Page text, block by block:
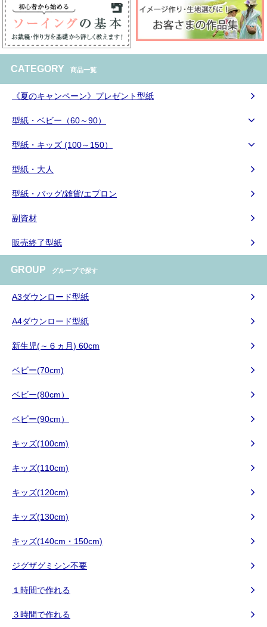
CATEGORY 商品一覧
《夏のキャンペーン》プレゼント型紙
型紙・ベビー（60～90）
型紙・キッズ (100～150）
型紙・大人
型紙・バッグ/雑貨/エプロン
副資材
販売終了型紙
GROUP グループで探す
A3ダウンロード型紙
A4ダウンロード型紙
新生児(～６ヵ月) 60cm
ベビー(70cm)
ベビー(80cm）
ベビー(90cm）
キッズ(100cm)
キッズ(110cm)
キッズ(120cm)
キッズ(130cm)
キッズ(140cm・150cm)
ジグザグミシン不要
１時間で作れる
３時間で作れる